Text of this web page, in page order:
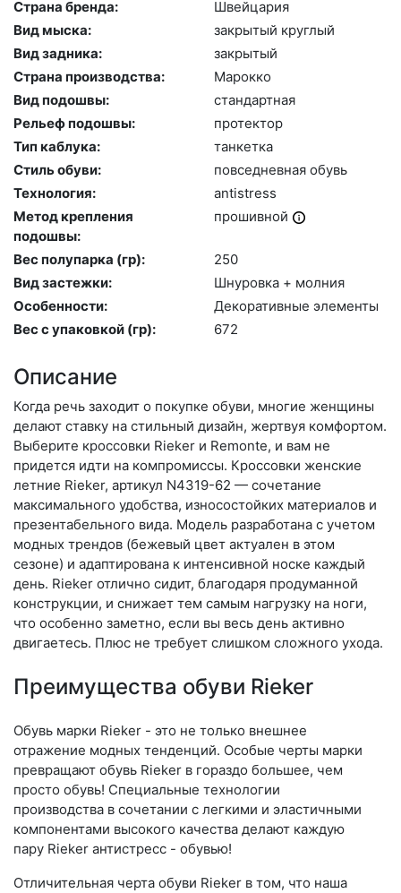
Страна бренда:
Швей­ца­рия
Вид мыска:
зак­ры­тый круг­лый
Вид задника:
зак­ры­тый
Страна производства:
Ма­рок­ко
Вид подошвы:
стан­дарт­ная
Рельеф подошвы:
про­тек­тор
Тип каблука:
тан­кетка
Стиль обуви:
пов­седнев­ная обувь
Технология:
an­tist­ress
Метод крепления
подошвы:
про­шив­ной
Вес полупарка (гр):
250
Вид застежки:
Шну­ров­ка + мол­ния
Особенности:
Де­кора­тив­ные эле­мен­ты
Вес с упаковкой (гр):
672
Описание
Когда речь заходит о покупке обуви, многие женщины
делают ставку на стильный дизайн, жертвуя комфортом.
Выберите крос­совки Rieker и Remonte, и вам не
придется идти на компромиссы. Кроссовки женские
летние Rieker, артикул N4319-62 — сочетание
максимального удобства, износостойких материалов и
презентабельного вида. Модель разработана с учетом
модных трендов (бе­жевый цвет актуален в этом
сезоне) и адаптирована к интенсивной носке каждый
день. Ri­eker отлично сидит, благодаря продуманной
конструкции, и снижает тем самым нагрузку на ноги,
что особенно заметно, если вы весь день активно
двигаетесь. Плюс не требует слишком сложного ухода.
Преимущества обуви Rieker
Обувь марки Rieker - это не только внешнее
отражение модных тенденций. Особые черты марки
превращают обувь Rieker в гораздо большее, чем
просто обувь! Специальные технологии
производства в сочетании с легкими и эластичными
компонентами высокого качества делают каждую
пару Rieker антистресс - обувью!
Отличительная черта обуви Rieker в том, что наша